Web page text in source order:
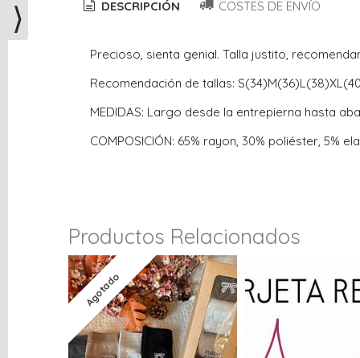
DESCRIPCIÓN COSTES DE ENVÍO
Precioso, sienta genial. Talla justito,
Recomendación de tallas:
MEDIDAS: Largo desde la entrepierna hasta
COMPOSICIÓN: 65% rayon, 30% poliéster, 5%
Productos Relacionados
Agotado
⟩